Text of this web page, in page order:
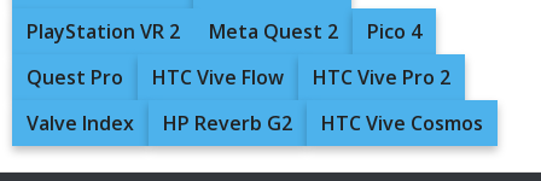
PlayStation VR 2
Meta Quest 2
Pico 4
Quest Pro
HTC Vive Flow
HTC Vive Pro 2
Valve Index
HP Reverb G2 HTC Vive Cosmos